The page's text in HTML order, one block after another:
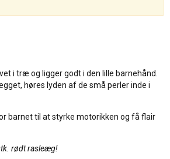
i træ og ligger godt i den lille barnehånd.
høres lyden af de små perler inde i
barnet til at styrke motorikken og få flair
rødt rasleæg!